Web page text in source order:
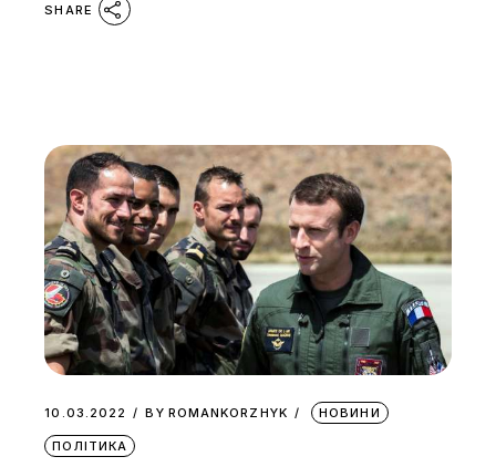
SHARE
10.03.2022 BY ROMANKORZHYK НОВИНИ
ПОЛІТИКА